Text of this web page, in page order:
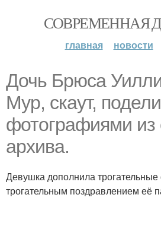
СОВРЕМЕННАЯ
главная новости
Дочь Брюса
Мур, скаут,
фотографиями из
архива.
Девушка дополнила
трогательным поздравлением её